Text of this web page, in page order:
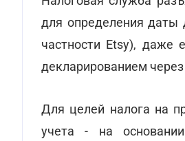
для определения даты
частности Etsy), даже
декларированием
Для целей налога на
учета - на